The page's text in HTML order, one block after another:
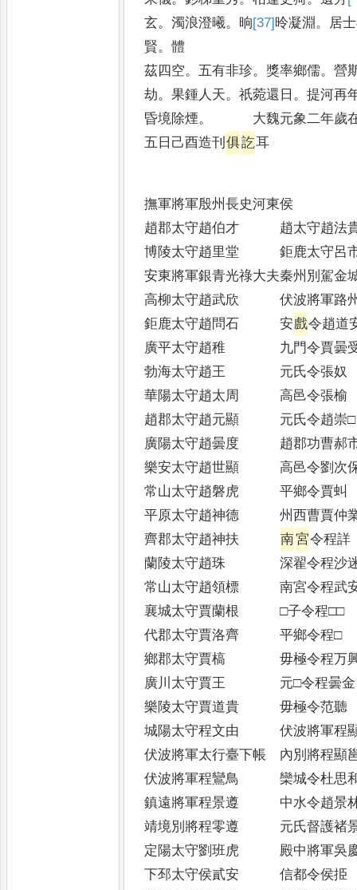
玄。濁浪澄曦。 晌[37] 昤凝淵。
居
賢。體
茲四空。五有非珍。 獎率鄉儒。營
劫。果鍾人天。祇菀還日 。提河再
昏境除煙。
大魏元象二年歲在
五日己酉造刊 俱訖耳
撫軍將軍殷州長史河東侯
趙郡太守趙伯才 趙太守趙法
博陵太守趙里堂 鉅鹿太守呂
安東將軍銀青光祿大夫秦州別駕金
高柳太守趙武欣 伏波將軍路
鉅鹿太守趙問石 安戲令趙道
廣平太守趙稚 九門令賈曇
勃海太守趙王 元氏令張奴
華陽太守趙太周 高邑令張榆
趙郡太守趙元顯 元氏令趙崇□
廣陽太守趙曇度 趙郡功曹郝
樂安太守趙世顯 高邑令劉次
常山太守趙磐虎 平鄉令賈虯
平原太守趙神德 州西曹賈仲
齊郡太守趙神扶 南宮令程詳
蘭陵太守趙珠 深翟令程沙
常山太守趙領標 南宮令程武
襄城太守賈蘭根 □子令程□□
代郡太守賈洛齊 平鄉令程□
鄉郡太守賈槁 毋極令程万
廣川太守賈王 元□令程曇金
樂陵太守賈道貴 毋極令范聽
城陽太守程文由 伏波將軍程
伏波將軍太行臺下帳 內別將程顯
伏波將軍程鸞鳥 欒城令杜思
鎮遠將軍程景遵 中水令趙景
靖境別將程零遵 元氏督護褚
定陽太守劉班虎 殿中將軍吳
下邳太守侯貳安 信都令侯挋